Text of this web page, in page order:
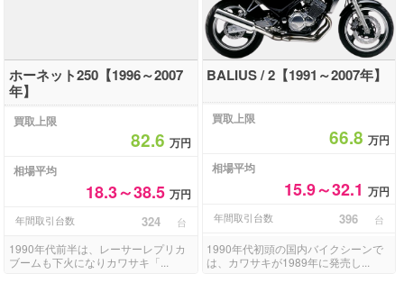
ホーネット250【1996～2007
年】
買取上限
82.6万円
相場平均
18.3～38.5万円
年間取引台数 324 台
1990年代前半は、レーサーレプリカ
ブームも下火になりカワサキ「...
BALIUS / 2【1991～2007年】
買取上限
66.8 万円
相場平均
15.9～32.1 万円
年間取引台数 396 台
1990年代初頭の国内バイクシーンで
は、カワサキが1989年に発売し...